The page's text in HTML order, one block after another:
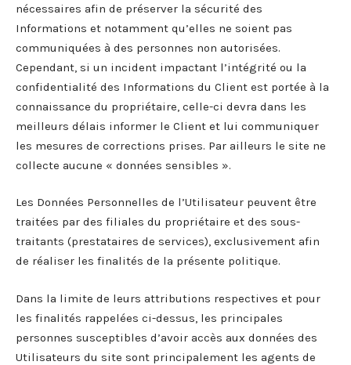
nécessaires afin de préserver la sécurité des
Informations et notamment qu’elles ne soient pas
communiquées à des personnes non autorisées.
Cependant, si un incident impactant l’intégrité ou la
confidentialité des Informations du Client est portée à la
connaissance du propriétaire, celle-ci devra dans les
meilleurs délais informer le Client et lui communiquer
les mesures de corrections prises. Par ailleurs le site ne
collecte aucune « données sensibles ».
Les Données Personnelles de l’Utilisateur peuvent être
traitées par des filiales du propriétaire et des sous-
traitants (prestataires de services), exclusivement afin
de réaliser les finalités de la présente politique.
Dans la limite de leurs attributions respectives et pour
les finalités rappelées ci-dessus, les principales
personnes susceptibles d’avoir accès aux données des
Utilisateurs du site sont principalement les agents de